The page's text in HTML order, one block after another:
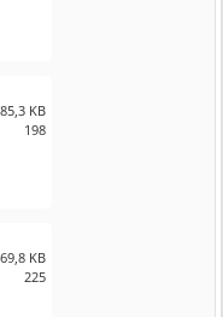
KB
198
KB
225